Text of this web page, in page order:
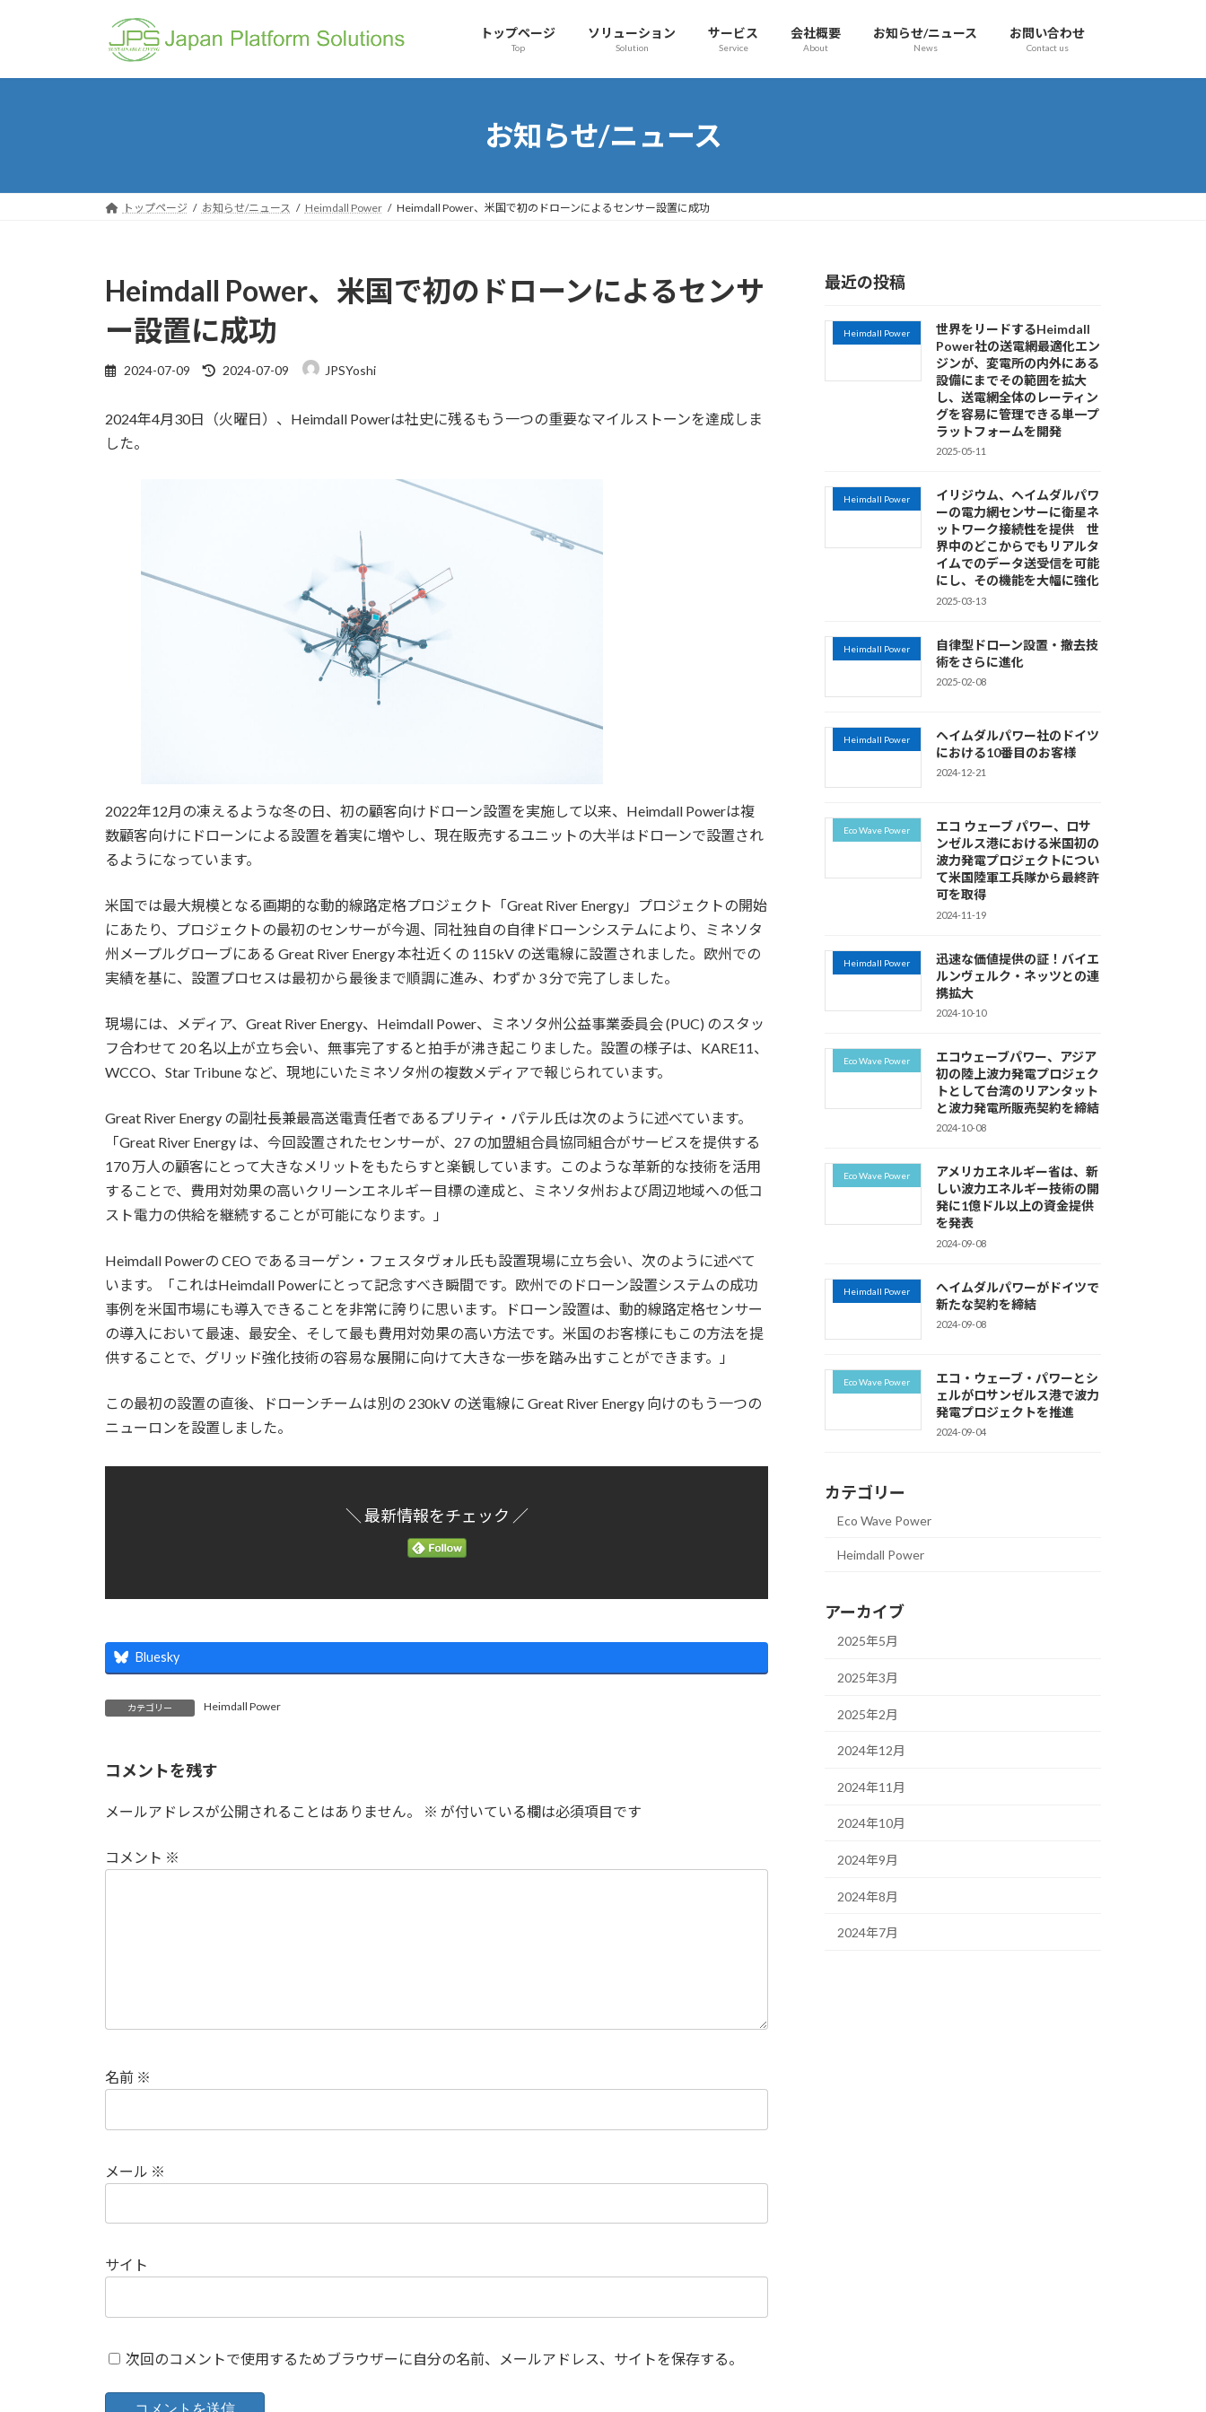
ン
ー
トップページ
Top
ソリューション
Solution
サービス
Service
会社概要
About
お知らせ/ニュース
News
お問い合わせ
Contact us
お知らせ/ニュース
トップページ お知らせ/ニュース Heimdall Power Heimdall Power、米国で初のドローンによるセンサー設置に成功
Heimdall Power、米国で初のドローンによるセンサ
ー設置に成功
2024-07-09
最
新
2024-07-09 JPSYoshi
2024年4月30日（火曜日）、Heimdall Powerは社史に残るもう一つの重要なマイルストーンを達成しま
した。
2022年12月の凍えるような冬の日、初の顧客向けドローン設置を実施して以来、Heimdall Powerは複
数顧客向けにドローンによる設置を着実に増やし、現在販売するユニットの大半はドローンで設置され
るようになっています。
米国では最大規模となる画期的な動的線路定格プロジェクト「Great River Energy」プロジェクトの開始
にあたり、プロジェクトの最初のセンサーが今週、同社独自の自律ドローンシステムにより、ミネソタ
州メープルグローブにある Great River Energy 本社近くの 115kV の送電線に設置されました。欧州での
実績を基に、設置プロセスは最初から最後まで順調に進み、わずか 3 分で完了しました。
現場には、メディア、Great River Energy、Heimdall Power、ミネソタ州公益事業委員会 (PUC) のスタッ
フ合わせて 20 名以上が立ち会い、無事完了すると拍手が沸き起こりました。設置の様子は、KARE11、
WCCO、Star Tribune など、現地にいたミネソタ州の複数メディアで報じられています。
Great River Energy の副社長兼最高送電責任者であるプリティ・パテル氏は次のように述べています。
「Great River Energy は、今回設置されたセンサーが、27 の加盟組合員協同組合がサービスを提供する
170 万人の顧客にとって大きなメリットをもたらすと楽観しています。このような革新的な技術を活用
することで、費用対効果の高いクリーンエネルギー目標の達成と、ミネソタ州および周辺地域への低コ
スト電力の供給を継続することが可能になります。」
Heimdall Powerの CEO であるヨーゲン・フェスタヴォル氏も設置現場に立ち会い、次のように述べて
います。「これはHeimdall Powerにとって記念すべき瞬間です。欧州でのドローン設置システムの成功
事例を米国市場にも導入できることを非常に誇りに思います。ドローン設置は、動的線路定格センサー
の導入において最速、最安全、そして最も費用対効果の高い方法です。米国のお客様にもこの方法を提
供することで、グリッド強化技術の容易な展開に向けて大きな一歩を踏み出すことができます。」
この最初の設置の直後、ドローンチームは別の 230kV の送電線に Great River Energy 向けのもう一つの
ニューロンを設置しました。
＼ 最新情報をチェック ／
Bluesky
カテゴリー Heimdall Power
コメントを残す
メールアドレスが公開されることはありません。 ※ が付いている欄は必須項目です
コメント ※
名前 ※
メール ※
サイト
次回のコメントで使用するためブラウザーに自分の名前、メールアドレス、サイトを保存する。
最近の投稿
Heimdall Power
世界をリードするHeimdall
Power社の送電網最適化エン
ジンが、変電所の内外にある
設備にまでその範囲を拡大
し、送電網全体のレーティン
グを容易に管理できる単一プ
ラットフォームを開発
2025-05-11
Heimdall Power
イリジウム、ヘイムダルパワ
ーの電力網センサーに衛星ネ
ットワーク接続性を提供 世
界中のどこからでもリアルタ
イムでのデータ送受信を可能
にし、その機能を大幅に強化
2025-03-13
Heimdall Power
自律型ドローン設置・撤去技
術をさらに進化
2025-02-08
Heimdall Power
ヘイムダルパワー社のドイツ
における10番目のお客様
2024-12-21
Eco Wave Power
エコ ウェーブ パワー、ロサ
ンゼルス港における米国初の
波力発電プロジェクトについ
て米国陸軍工兵隊から最終許
可を取得
2024-11-19
Heimdall Power
迅速な価値提供の証！バイエ
ルンヴェルク・ネッツとの連
携拡大
2024-10-10
Eco Wave Power
エコウェーブパワー、アジア
初の陸上波力発電プロジェク
トとして台湾のリアンタット
と波力発電所販売契約を締結
2024-10-08
Eco Wave Power
アメリカエネルギー省は、新
しい波力エネルギー技術の開
発に1億ドル以上の資金提供
を発表
2024-09-08
Heimdall Power
へイムダルパワーがドイツで
新たな契約を締結
2024-09-08
Eco Wave Power
エコ・ウェーブ・パワーとシ
ェルがロサンゼルス港で波力
発電プロジェクトを推進
2024-09-04
カテゴリー
Eco Wave Power
Heimdall Power
アーカイブ
2025年5月
2025年3月
2025年2月
2024年12月
2024年11月
2024年10月
2024年9月
2024年8月
2024年7月